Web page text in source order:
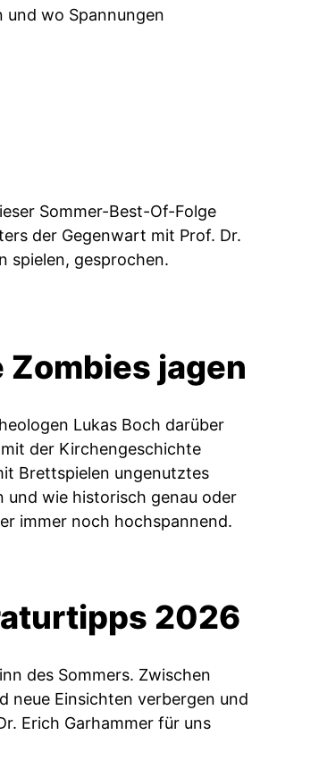
und wo Spannungen
Sommer-Best-Of-Folge
der Gegenwart mit Prof. Dr.
spielen, gesprochen.
Zombies jagen
Lukas Boch darüber
der Kirchengeschichte
Brettspielen ungenutztes
und wie historisch genau oder
immer noch hochspannend.
2026
des Sommers. Zwischen
neue Einsichten verbergen und
Erich Garhammer für uns